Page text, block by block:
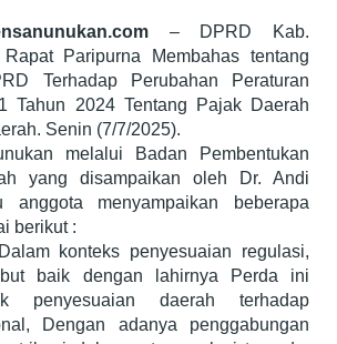
– DPRD Kab.
Paripurna Membahas tentang
Terhadap Perubahan Peraturan
Tahun 2024 Tentang Pajak Daerah
Senin (7/7/2025).
melalui Badan Pembentukan
yang disampaikan oleh Dr. Andi
anggota menyampaikan beberapa
berikut :
konteks penyesuaian regulasi,
baik dengan lahirnya Perda ini
penyesuaian daerah terhadap
Dengan adanya penggabungan